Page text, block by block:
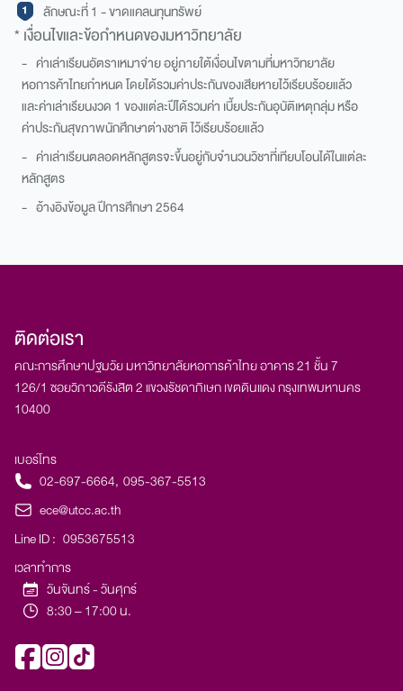
* เงื่อนไขและข้อกำหนดของมหาวิทยาลัย
- ค่าเล่าเรียนอัตราเหมาจ่าย อยู่ภายใต้เงื่อนไขตามที่มหาวิทยาลัย
หอการค้าไทยกำหนด โดยได้รวมค่าประกันของเสียหายไว้เรียบร้อยแล้ว
และค่าเล่าเรียนงวด 1 ของแต่ละปีได้รวมค่า เบี้ยประกันอุบัติเหตุกลุ่ม หรือ
ค่าประกันสุขภาพนักศึกษาต่างชาติ ไว้เรียบร้อยแล้ว
- ค่าเล่าเรียนตลอดหลักสูตรจะขึ้นอยู่กับจำนวนวิชาที่เทียบโอนได้ในแต่ละ
หลักสูตร
- อ้างอิงข้อมูล ปีการศึกษา 2564
ลักษณะที่ 1 - ขาดแคลนทุนทรัพย์
ติดต่อเรา
คณะการศึกษาปฐมวัย มหาวิทยาลัยหอการค้าไทย อาคาร 21 ชั้น 7​
126/1 ซอยวิภาวดีรังสิต 2 แขวงรัชดาภิเษก เขตดินแดง กรุงเทพมหานคร
10400
เบอร์โทร
02-697-6664, 095-367-5513
ece@utcc.ac.th
Line ID : 0953675513
เวลาทำการ
วันจันทร์ - วันศุกร์
8:30 – 17:00 น.